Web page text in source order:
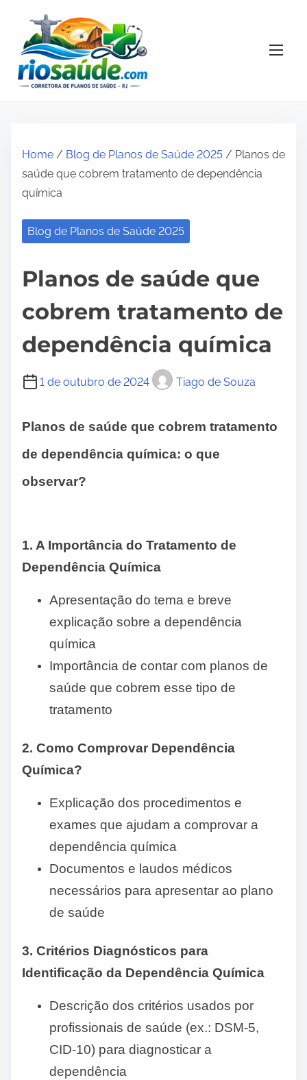
Home / Blog de Planos de Saúde 2025 / Planos de
saúde que cobrem tratamento de dependência
química
Blog de Planos de Saúde 2025
Planos de saúde que
cobrem tratamento de
dependência química
1 de outubro de 2024 Tiago de Souza
Planos de saúde que cobrem tratamento
de dependência química: o que
observar?
1. A Importância do Tratamento de
Dependência Química
Apresentação do tema e breve
explicação sobre a dependência
química
Importância de contar com planos de
saúde que cobrem esse tipo de
tratamento
2. Como Comprovar Dependência
Química?
Explicação dos procedimentos e
exames que ajudam a comprovar a
dependência química
Documentos e laudos médicos
necessários para apresentar ao plano
de saúde
3. Critérios Diagnósticos para
Identificação da Dependência Química
Descrição dos critérios usados por
profissionais de saúde (ex.: DSM-5,
CID-10) para diagnosticar a
dependência